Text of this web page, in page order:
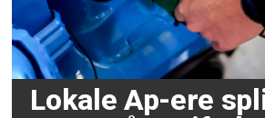
Lokale Ap-ere